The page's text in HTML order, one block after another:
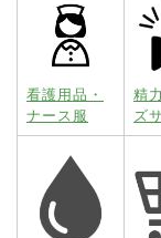
看護用品・
ナース服
精
ズ